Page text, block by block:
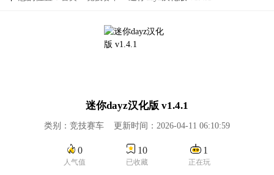
迷你dayz汉化版 v1.4.1
类别：竞技赛车 更新时间：2026-04-11 06:10:59
0
人气值
10
已收藏
1
正在玩